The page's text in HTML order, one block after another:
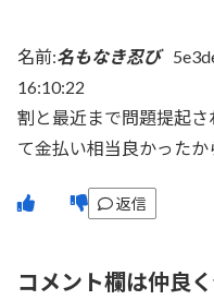
名前:名もなき忍び
16:10:22
割と最近まで問題提起
て金払い相当良かったか
返信
コメント欄は仲良